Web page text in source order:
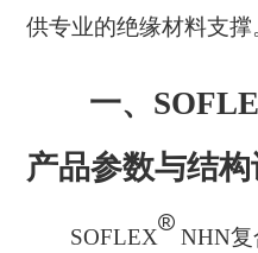
供专业的绝缘材料支撑
一、 S
产品参数与结
SOFLEX
®
NHN